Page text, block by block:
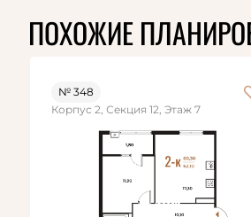
ПОХОЖИЕ
№ 348
Корпус 2, Секция 12, Этаж 7